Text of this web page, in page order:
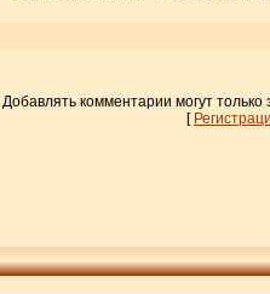
Добавлять комментарии могут
[